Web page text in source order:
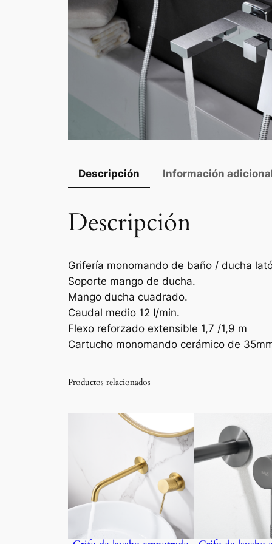
Descripción Información
Descripción
Grifería monomando de baño / ducha
Soporte mango de ducha.
Mango ducha cuadrado.
Caudal medio 12 I/min.
Flexo reforzado extensible 1,7 /1,9 m
Cartucho monomando cerámico de
Productos relacionados